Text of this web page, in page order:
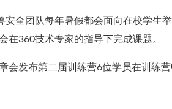
安全团队每年暑假都会面向在校学生
在360技术专家的指导下完成课题。
会发布第二届训练营6位学员在训练